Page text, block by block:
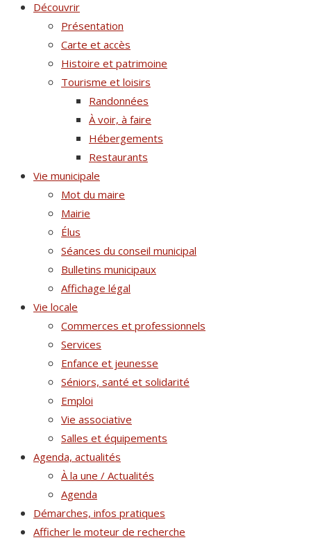
Découvrir
Présentation
Carte et accès
Histoire et patrimoine
Tourisme et loisirs
Randonnées
À voir, à faire
Hébergements
Restaurants
Vie municipale
Mot du maire
Mairie
Élus
Séances du conseil municipal
Bulletins municipaux
Affichage légal
Vie locale
Commerces et professionnels
Services
Enfance et jeunesse
Séniors, santé et solidarité
Emploi
Vie associative
Salles et équipements
Agenda, actualités
À la une / Actualités
Agenda
Démarches, infos pratiques
Afficher le moteur de recherche